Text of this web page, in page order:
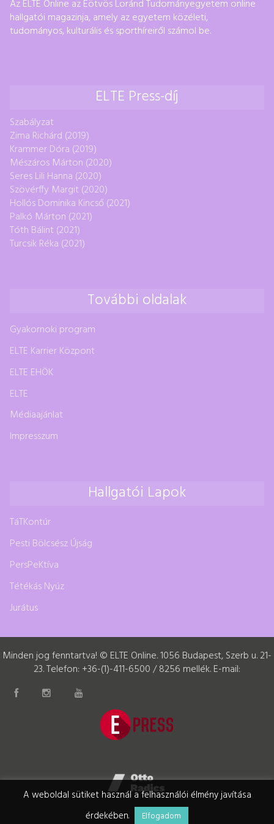
Az ELTE Online az Eötvös Loránd Tudományegyetem online
hallgatói magazinja, amely az egyetem közéleti,
tudományos, kulturális és sporthíreiről számol be.
ELTE Press-díj
Szabályzat
Zima Richárd (2019)
Krammer Dóra (2019)
Mészáros Márton (2020)
Seres Lili Hanna (2020)
Szövérffy Margit (2020)
Hollós Dominika Kincső (2021)
Palkó Márton (2021)
Tóth Bálint (2021)
Turcsik Réka (2021)
További oldalak
Gyakornoki program
ELTE Karrier Központ
ELTE EHÖK
ELTE
Médiaajánlat
Impresszum
Hallgatói Lapok
TáTKontúr
Pesti Bölcsész Újság
PersPeKtíva
Tétékás Nyúz
Jurátus
Minden jog fenntartva! © ELTE Online. 1056 Budapest, Szerb u. 21-
23. Telefon: +36-(1)-411-6500 / 8256 mellék. E-mail:
A weboldal sütiket használ a felhasználói élmény javítása
érdekében.
Elfogadom